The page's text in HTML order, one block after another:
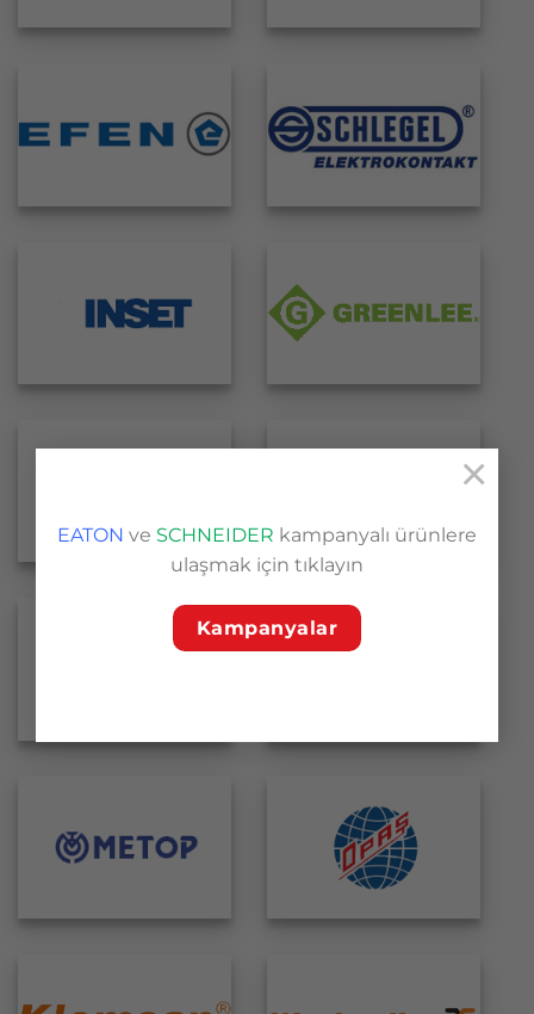
EATON ve SCHNEIDER kampanyalı ürünlere
ulaşmak için tıklayın
Kampanyalar
×